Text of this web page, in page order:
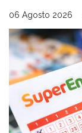
06 Agosto 2026